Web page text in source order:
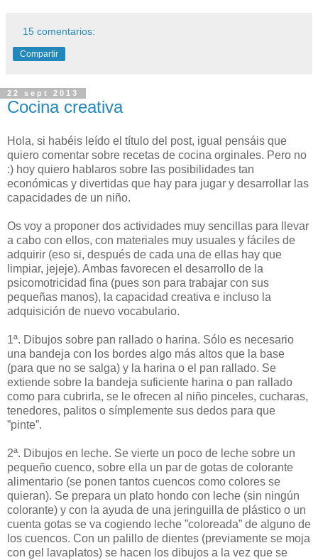
15 comentarios:
Compartir
22 sept 2013
Cocina creativa
Hola, si habéis leído el título del post, igual pensáis que
quiero comentar sobre recetas de cocina orginales. Pero no
:) hoy quiero hablaros sobre las posibilidades tan
económicas y divertidas que hay para jugar y desarrollar las
capacidades de un niño.
Os voy a proponer dos actividades muy sencillas para llevar
a cabo con ellos, con materiales muy usuales y fáciles de
adquirir (eso si, después de cada una de ellas hay que
limpiar, jejeje). Ambas favorecen el desarrollo de la
psicomotricidad fina (pues son para trabajar con sus
pequeñas manos), la capacidad creativa e incluso la
adquisición de nuevo vocabulario.
1ª. Dibujos sobre pan rallado o harina. Sólo es necesario
una bandeja con los bordes algo más altos que la base
(para que no se salga) y la harina o el pan rallado. Se
extiende sobre la bandeja suficiente harina o pan rallado
como para cubrirla, se le ofrecen al niño pinceles, cucharas,
tenedores, palitos o símplemente sus dedos para que
”pinte”.
2ª. Dibujos en leche. Se vierte un poco de leche sobre un
pequeño cuenco, sobre ella un par de gotas de colorante
alimentario (se ponen tantos cuencos como colores se
quieran). Se prepara un plato hondo con leche (sin ningún
colorante) y con la ayuda de una jeringuilla de plástico o un
cuenta gotas se va cogiendo leche ”coloreada” de alguno de
los cuencos. Con un palillo de dientes (previamente se moja
con gel lavaplatos) se hacen los dibujos a la vez que se